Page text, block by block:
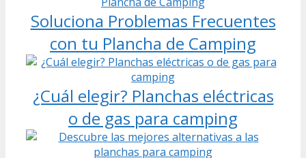
Soluciona Problemas Frecuentes
con tu Plancha de Camping
¿Cuál elegir? Planchas eléctricas
o de gas para camping